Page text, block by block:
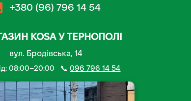
+380 (96) 796 14 54
KOSA У ТЕРНОПОЛІ
вул. Бродівська, 14
08:00–20:00 📞096 796 14 54